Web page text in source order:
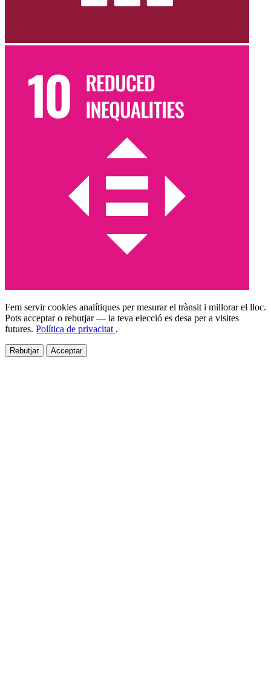
Fem servir cookies analítiques per mesurar el trànsit i millorar el lloc.
Pots acceptar o rebutjar — la teva elecció es desa per a visites
futures. Política de privacitat .
Rebutjar Acceptar